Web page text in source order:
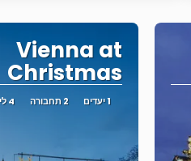
Vienna at
Christmas
1 יעדים 2 תחבורה 4 לילות